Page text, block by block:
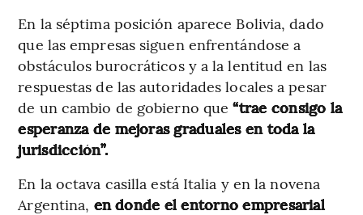
En la séptima posición aparece Bolivia, dado
que las empresas siguen enfrentándose a
obstáculos burocráticos y a la lentitud en las
respuestas de las autoridades locales a pesar
de un cambio de gobierno que “trae consigo la
esperanza de mejoras graduales en toda la
jurisdicción”.
En la octava casilla está Italia y en la novena
Argentina, en donde el entorno empresarial